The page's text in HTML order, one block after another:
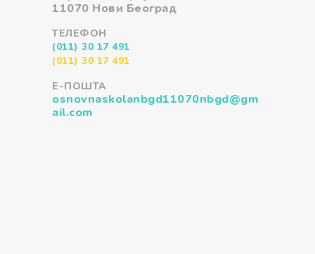
11070 Нови Београд
ТЕЛЕФОН
(011) 30 17 491
(011) 30 17 491
Е-ПОШТА
osnovnaskolanbgd11070nbgd@gm
ail.com